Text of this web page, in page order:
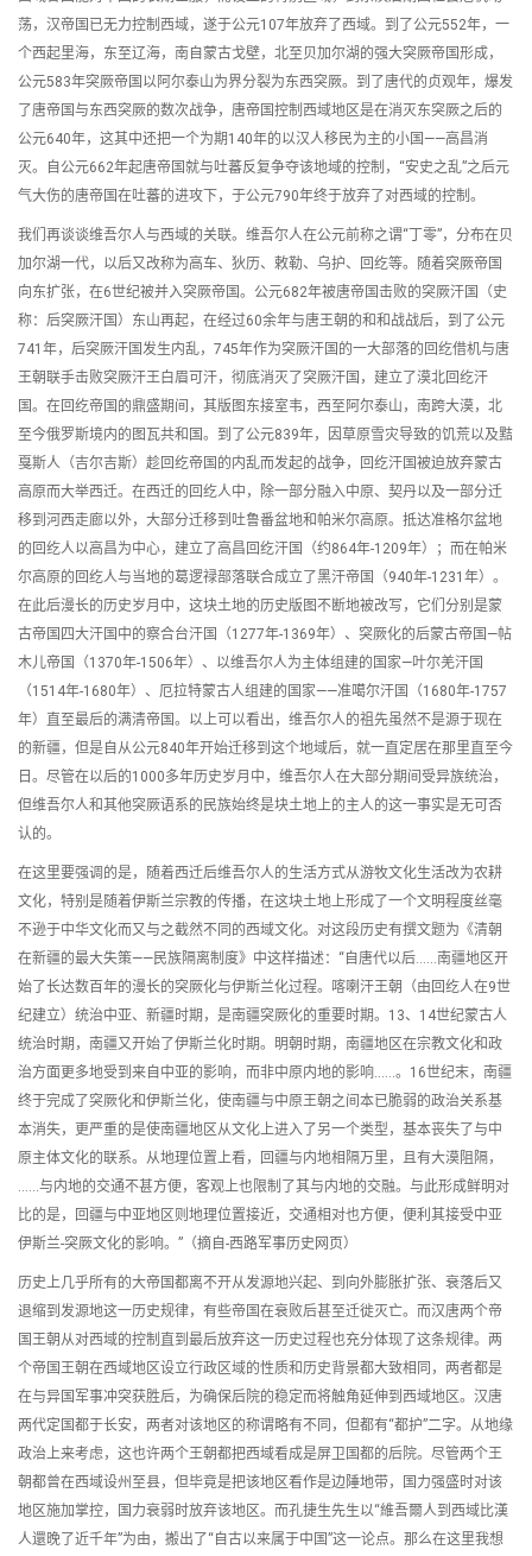
荡，汉帝国已无力控制西域，遂于公元107年放弃了西域。到了公元552年，一
个西起里海，东至辽海，南自蒙古戈壁，北至贝加尔湖的强大突厥帝国形成，
公元583年突厥帝国以阿尔泰山为界分裂为东西突厥。到了唐代的贞观年，爆发
了唐帝国与东西突厥的数次战争，唐帝国控制西域地区是在消灭东突厥之后的
公元640年，这其中还把一个为期140年的以汉人移民为主的小国——高昌消
灭。自公元662年起唐帝国就与吐蕃反复争夺该地域的控制，“安史之乱”之后元
气大伤的唐帝国在吐蕃的进攻下，于公元790年终于放弃了对西域的控制。
我们再谈谈维吾尔人与西域的关联。维吾尔人在公元前称之谓“丁零”，分布在贝
加尔湖一代，以后又改称为高车、狄历、敕勒、乌护、回纥等。随着突厥帝国
向东扩张，在6世纪被并入突厥帝国。公元682年被唐帝国击败的突厥汗国（史
称：后突厥汗国）东山再起，在经过60余年与唐王朝的和和战战后，到了公元
741年，后突厥汗国发生内乱，745年作为突厥汗国的一大部落的回纥借机与唐
王朝联手击败突厥汗王白眉可汗，彻底消灭了突厥汗国，建立了漠北回纥汗
国。在回纥帝国的鼎盛期间，其版图东接室韦，西至阿尔泰山，南跨大漠，北
至今俄罗斯境内的图瓦共和国。到了公元839年，因草原雪灾导致的饥荒以及黠
戛斯人（吉尔吉斯）趁回纥帝国的内乱而发起的战争，回纥汗国被迫放弃蒙古
高原而大举西迁。在西迁的回纥人中，除一部分融入中原、契丹以及一部分迁
移到河西走廊以外，大部分迁移到吐鲁番盆地和帕米尔高原。抵达准格尔盆地
的回纥人以高昌为中心，建立了高昌回纥汗国（约864年-1209年）；而在帕米
尔高原的回纥人与当地的葛逻禄部落联合成立了黑汗帝国（940年-1231年）。
在此后漫长的历史岁月中，这块土地的历史版图不断地被改写，它们分别是蒙
古帝国四大汗国中的察合台汗国（1277年-1369年）、突厥化的后蒙古帝国—帖
木儿帝国（1370年-1506年）、以维吾尔人为主体组建的国家—叶尔羌汗国
（1514年-1680年）、厄拉特蒙古人组建的国家——准噶尔汗国（1680年-1757
年）直至最后的满清帝国。以上可以看出，维吾尔人的祖先虽然不是源于现在
的新疆，但是自从公元840年开始迁移到这个地域后，就一直定居在那里直至今
日。尽管在以后的1000多年历史岁月中，维吾尔人在大部分期间受异族统治，
但维吾尔人和其他突厥语系的民族始终是块土地上的主人的这一事实是无可否
认的。
在这里要强调的是，随着西迁后维吾尔人的生活方式从游牧文化生活改为农耕
文化，特别是随着伊斯兰宗教的传播，在这块土地上形成了一个文明程度丝毫
不逊于中华文化而又与之截然不同的西域文化。对这段历史有撰文题为《清朝
在新疆的最大失策——民族隔离制度》中这样描述：“自唐代以后……南疆地区开
始了长达数百年的漫长的突厥化与伊斯兰化过程。喀喇汗王朝（由回纥人在9世
纪建立）统治中亚、新疆时期，是南疆突厥化的重要时期。13、14世纪蒙古人
统治时期，南疆又开始了伊斯兰化时期。明朝时期，南疆地区在宗教文化和政
治方面更多地受到来自中亚的影响，而非中原内地的影响……。16世纪末，南疆
终于完成了突厥化和伊斯兰化，使南疆与中原王朝之间本已脆弱的政治关系基
本消失，更严重的是使南疆地区从文化上进入了另一个类型，基本丧失了与中
原主体文化的联系。从地理位置上看，回疆与内地相隔万里，且有大漠阻隔，
……与内地的交通不甚方便，客观上也限制了其与内地的交融。与此形成鲜明对
比的是，回疆与中亚地区则地理位置接近，交通相对也方便，便利其接受中亚
伊斯兰-突厥文化的影响。”（摘自-西路军事历史网页）
历史上几乎所有的大帝国都离不开从发源地兴起、到向外膨胀扩张、衰落后又
退缩到发源地这一历史规律，有些帝国在衰败后甚至迁徙灭亡。而汉唐两个帝
国王朝从对西域的控制直到最后放弃这一历史过程也充分体现了这条规律。两
个帝国王朝在西域地区设立行政区域的性质和历史背景都大致相同，两者都是
在与异国军事冲突获胜后，为确保后院的稳定而将触角延伸到西域地区。汉唐
两代定国都于长安，两者对该地区的称谓略有不同，但都有“都护”二字。从地缘
政治上来考虑，这也许两个王朝都把西域看成是屏卫国都的后院。尽管两个王
朝都曾在西域设州至县，但毕竟是把该地区看作是边陲地带，国力强盛时对该
地区施加掌控，国力衰弱时放弃该地区。而孔捷生先生以“維吾爾人到西域比漢
人還晚了近千年”为由，搬出了“自古以来属于中国”这一论点。那么在这里我想